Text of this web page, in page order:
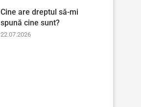
Cine are dreptul să-mi
spună cine sunt?
22.07.2026